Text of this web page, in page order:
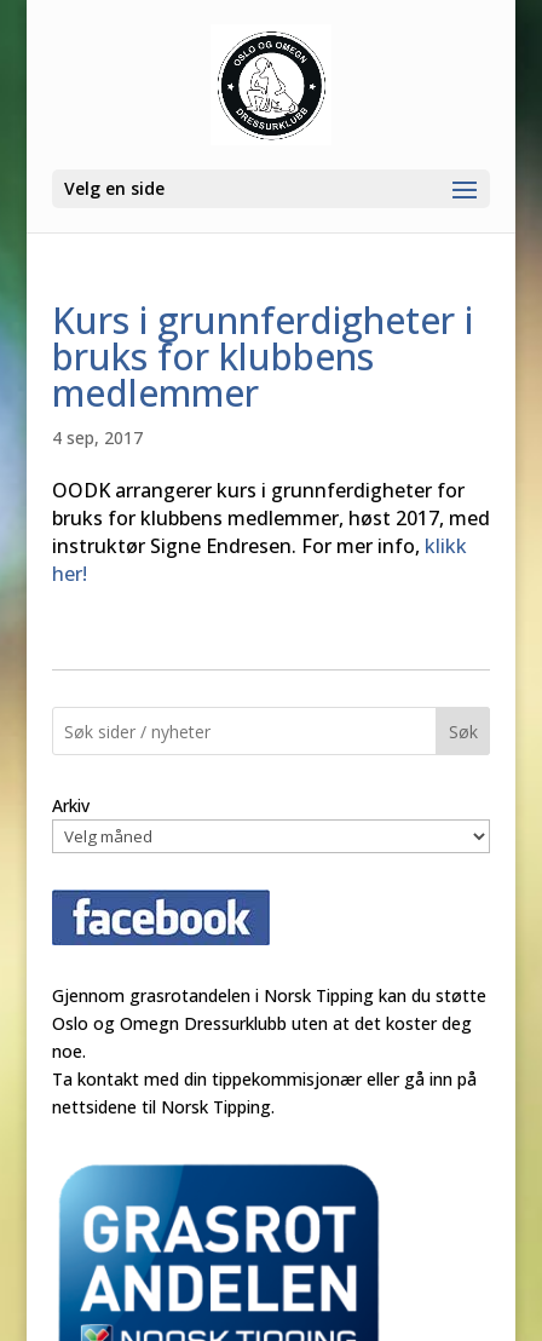
Velg en side
Kurs i grunnferdigheter i
bruks for klubbens
medlemmer
4 sep, 2017
OODK arrangerer kurs i grunnferdigheter for
bruks for klubbens medlemmer, høst 2017, med
instruktør Signe Endresen. For mer info, klikk
her!
Søk
Arkiv
Gjennom grasrotandelen i Norsk Tipping kan du støtte
Oslo og Omegn Dressurklubb uten at det koster deg
noe.
Ta kontakt med din tippekommisjonær eller gå inn på
nettsidene til Norsk Tipping.